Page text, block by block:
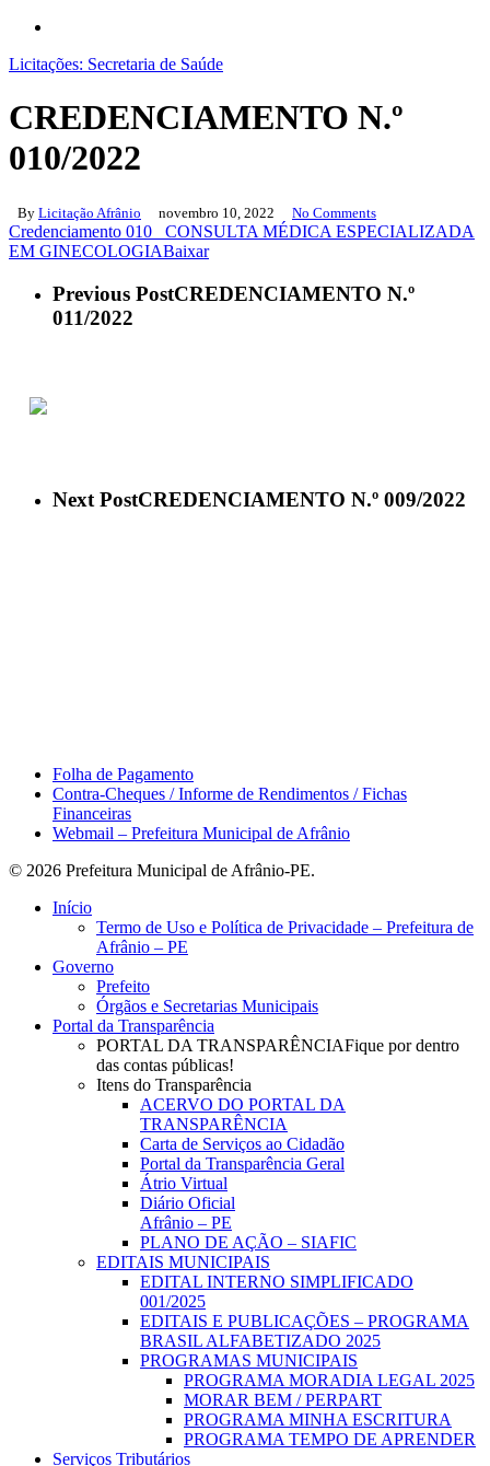
Licitações: Secretaria de Saúde
CREDENCIAMENTO N.º
010/2022
By Licitação Afrânio novembro 10, 2022 No Comments
Credenciamento 010_ CONSULTA MÉDICA ESPECIALIZADA
EM GINECOLOGIABaixar
Previous PostCREDENCIAMENTO N.º
011/2022
Next PostCREDENCIAMENTO N.º 009/2022
Folha de Pagamento
Contra-Cheques / Informe de Rendimentos / Fichas
Financeiras
Webmail – Prefeitura Municipal de Afrânio
© 2026 Prefeitura Municipal de Afrânio-PE.
Close
Início
Termo de Uso e Política de Privacidade – Prefeitura de
Afrânio – PE
Governo
Prefeito
Órgãos e Secretarias Municipais
Portal da Transparência
PORTAL DA TRANSPARÊNCIAFique por dentro
das contas públicas!
Itens do Transparência
ACERVO DO PORTAL DA
TRANSPARÊNCIA
Carta de Serviços ao Cidadão
Portal da Transparência Geral
Átrio Virtual
Diário Oficial
Afrânio – PE
PLANO DE AÇÃO – SIAFIC
EDITAIS MUNICIPAIS
EDITAL INTERNO SIMPLIFICADO
001/2025
EDITAIS E PUBLICAÇÕES – PROGRAMA
BRASIL ALFABETIZADO 2025
PROGRAMAS MUNICIPAIS
PROGRAMA MORADIA LEGAL 2025
MORAR BEM / PERPART
PROGRAMA MINHA ESCRITURA
PROGRAMA TEMPO DE APRENDER
Serviços Tributários